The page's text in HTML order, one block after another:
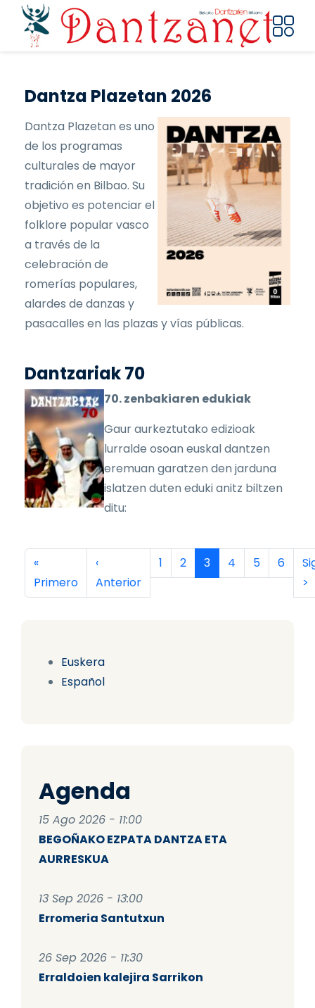
Pasar al contenido principal
Euskera
Español
Agenda
15 Ago 2026 - 11:00
BEGOÑAKO EZPATA DANTZA ETA
AURRESKUA
13 Sep 2026 - 13:00
Erromeria Santutxun
26 Sep 2026 - 11:30
Erraldoien kalejira Sarrikon
Dantza Plazetan 2026
Dantza Plazetan es uno
de los programas
culturales de mayor
tradición en Bilbao. Su
objetivo es potenciar el
folklore popular vasco
a través de la
celebración de
romerías populares,
alardes de danzas y
pasacalles en las plazas y vías públicas.
Dantzariak 70
70. zenbakiaren edukiak
Gaur aurkeztutako edizioak
lurralde osoan euskal dantzen
eremuan garatzen den jarduna
islatzen duten eduki anitz biltzen
ditu:
Paginación
Primera página
«
Primero
Página anterior
‹
Anterior
Página
1 Página
2 Página actual
3 Página
4 Página
5 Página
6
>